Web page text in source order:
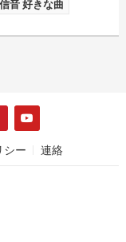
音 好きな曲
シー 連絡